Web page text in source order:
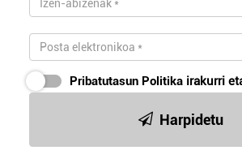
Pribatutasun Politika irakurri
Harpidetu